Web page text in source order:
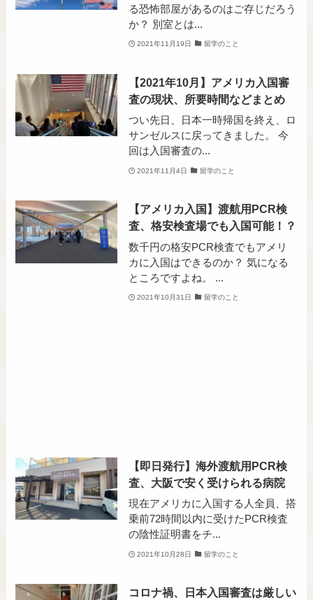
る恐怖部屋があるのはご存じだろう
か？ 別室とは...
2021年11月19日 留学のこと
【2021年10月】アメリカ入国審
査の現状、所要時間などまとめ
つい先日、日本一時帰国を終え、ロ
サンゼルスに戻ってきました。 今
回は入国審査の...
2021年11月4日 留学のこと
【アメリカ入国】渡航用PCR検
査、格安検査場でも入国可能！？
数千円の格安PCR検査でもアメリ
カに入国はできるのか？ 気になる
ところですよね。 ...
2021年10月31日 留学のこと
【即日発行】海外渡航用PCR検
査、大阪で安く受けられる病院
現在アメリカに入国する人全員、搭
乗前72時間以内に受けたPCR検査
の陰性証明書をチ...
2021年10月28日 留学のこと
コロナ禍、日本入国審査は厳しい